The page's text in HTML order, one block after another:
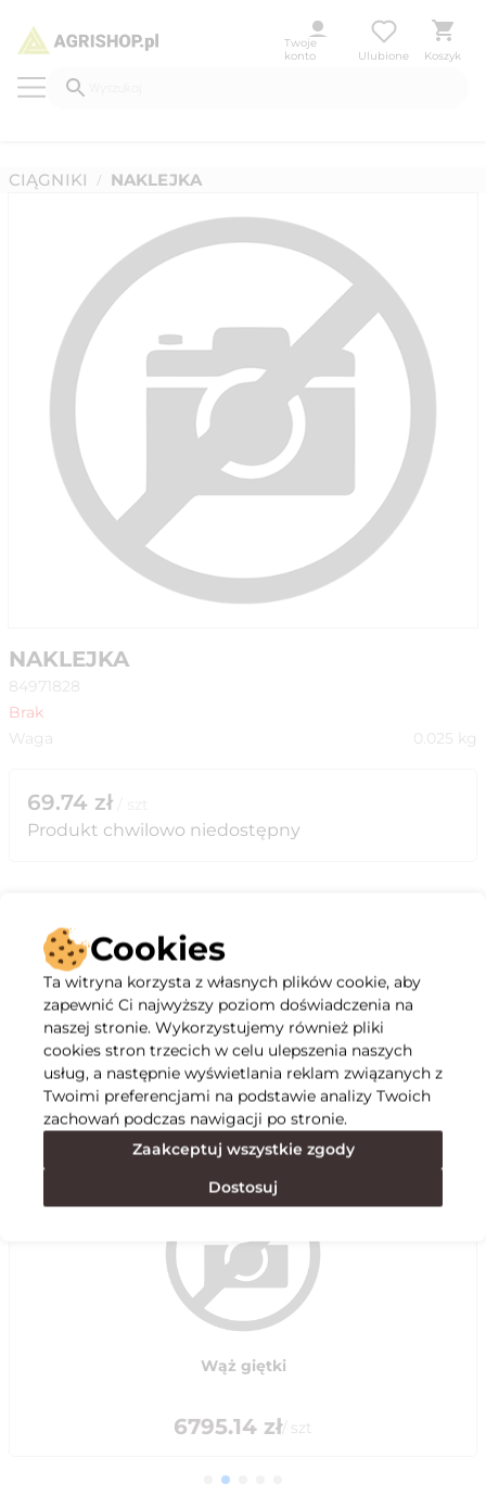
Twoje
konto
Ulubione Koszyk
CIĄGNIKI / NAKLEJKA
NAKLEJKA
84971828
Brak
Waga
0.025 kg
69.74 zł
Produkt chwilowo niedostępny
Opis
Specyfikacja
Polecane
Wąż giętki
6795.14 zł/ szt
Cookies
Ta witryna korzysta z własnych plików cookie, aby
zapewnić Ci najwyższy poziom doświadczenia na
naszej stronie. Wykorzystujemy również pliki
cookies stron trzecich w celu ulepszenia naszych
usług, a następnie wyświetlania reklam związanych z
Twoimi preferencjami na podstawie analizy Twoich
zachowań podczas nawigacji po stronie.
Zaakceptuj wszystkie zgody
Dostosuj